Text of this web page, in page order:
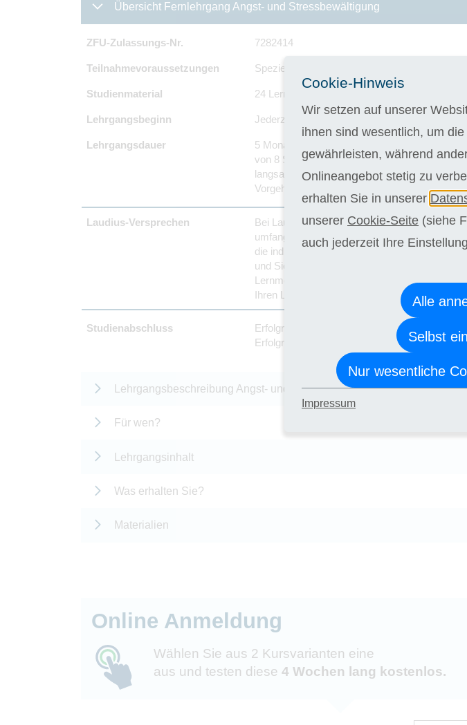
Übersicht Fernlehrgang Angst- und Stressbewältigung
ZFU-Zulassungs-Nr. 7282414
Teilnahmevoraussetzungen Spezielle Vorkenntnisse sind nicht notwendig.
Studienmaterial 24 Lernhefte.
Lehrgangsbeginn Jederzeit - 4 Wochen kostenlos testen
Lehrgangsdauer
5 Monate Regelstudiendauer bei einer
von 8 Stunden. Wir bieten Ihnen jedoch die
langsamer vorzugehen. Die Regelstudienzeit
Vorgehen um 36 Monate kostenlos
Laudius-Versprechen
Bei Laudius stehen Sie niemals alleine da.
umfangreiche Betreuung durch unsere
die individuell auf Ihre Bedürfnisse eingehen,
und Sie persönlich unterstützen. Profitieren Sie
Lernmöglichkeiten und erleben Sie einen
Ihren Lehrgang abwechslungsreich und
Studienabschluss
Erfolgreiche Bearbeitung Einsendeaufgaben:
Erfolgreiche Bearbeitung Abschlussarbeit:
Lehrgangsbeschreibung Angst- und Stressbewältigung
Für wen?
Lehrgangsinhalt
Was erhalten Sie?
Materialien
Online Anmeldung
Wählen Sie aus 2 Kursvarianten eine
aus und testen diese 4 Wochen lang kostenlos.
Cookie-Hinweis
Wir setzen auf unserer
ihnen sind wesentlich, um
gewährleisten, während
Onlineangebot stetig zu
erhalten Sie in unserer
unserer Cookie-Seite (siehe
auch jederzeit Ihre
Alle
Selbst
Nur wesentliche
Impressum